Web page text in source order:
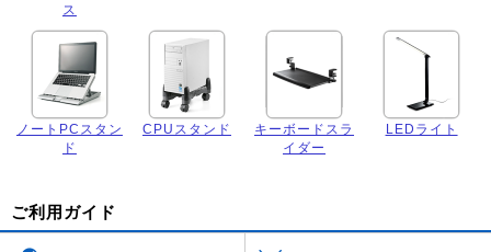
ス
ノートPCスタン
ド
CPUスタンド
キーボードスラ
イダー
LEDライト
ご利用ガイド